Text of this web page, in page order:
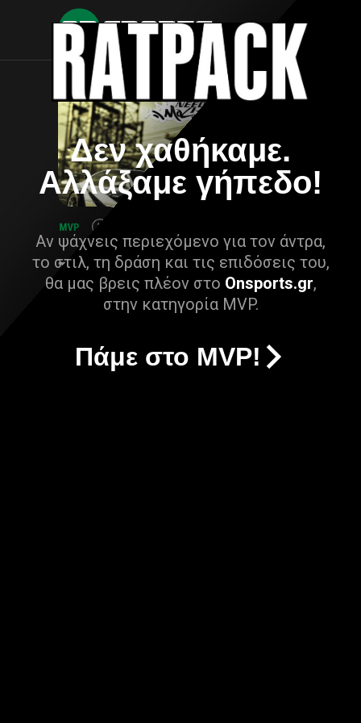
Δεν χαθήκαμε.
Αλλάξαμε γήπεδο!
Αν ψάχνεις περιεχόμενο για τον άντρα,
το στιλ, τη δράση και τις επιδόσεις του,
θα μας βρεις πλέον στο Onsports.gr,
στην κατηγορία MVP.
Πάμε στο MVP!